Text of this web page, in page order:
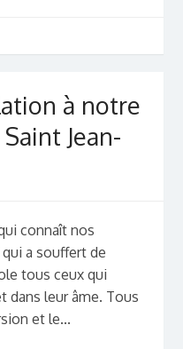
à notre
Jean-
connaît nos
a souffert de
tous ceux qui
dans leur âme. Tous
et le...